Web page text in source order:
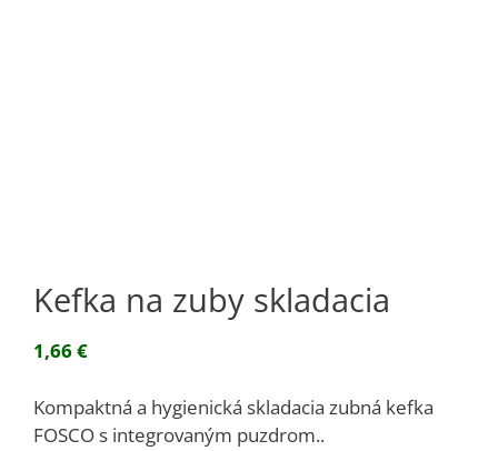
Kefka na zuby skladacia
1,66€
Kompaktná a hygienická skladacia zubná kefka
FOSCO s integrovaným puzdrom..